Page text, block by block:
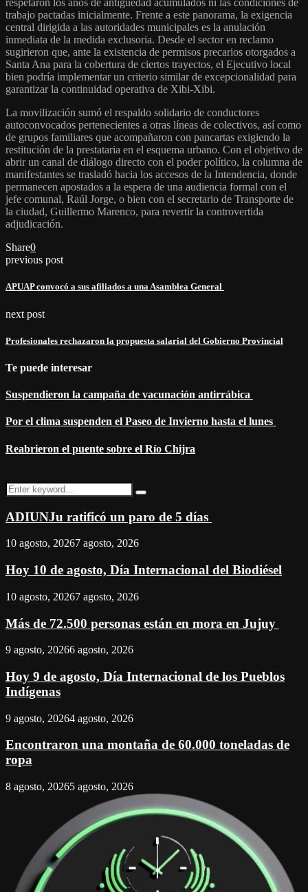
respetaron los años de antigüedad acumulados ni las condiciones de
trabajo pactadas inicialmente. Frente a este panorama, la exigencia
central dirigida a las autoridades municipales es la anulación
inmediata de la medida exclusoria. Desde el sector en reclamo
sugirieron que, ante la existencia de permisos precarios otorgados a
Santa Ana para la cobertura de ciertos trayectos, el Ejecutivo local
bien podría implementar un criterio similar de excepcionalidad para
garantizar la continuidad operativa de Xibi-Xibi.
La movilización sumó el respaldo solidario de conductores
autoconvocados pertenecientes a otras líneas de colectivos, así como
de grupos familiares que acompañaron con pancartas exigiendo la
restitución de la prestataria en el esquema urbano. Con el objetivo de
abrir un canal de diálogo directo con el poder político, la columna de
manifestantes se trasladó hacia los accesos de la Intendencia, donde
permanecen apostados a la espera de una audiencia formal con el
jefe comunal, Raúl Jorge, o bien con el secretario de Transporte de
la ciudad, Guillermo Marenco, para revertir la controvertida
adjudicación.
Share0
previous post
APUAP convocó a sus afiliados a una Asamblea General
next post
Profesionales rechazaron la propuesta salarial del Gobierno Provincial
Te puede interesar
Suspendieron la campaña de vacunación antirrábica
Por el clima suspenden el Paseo de Invierno hasta el lunes
Reabrieron el puente sobre el Río Chijra
Search
for:
Search
ADIUNJu ratificó un paro de 5 días
10 agosto, 20267 agosto, 2026
Hoy 10 de agosto, Día Internacional del Biodiésel
10 agosto, 20267 agosto, 2026
Más de 72.500 personas están en mora en Jujuy
9 agosto, 20266 agosto, 2026
Hoy 9 de agosto, Día Internacional de los Pueblos
Indígenas
9 agosto, 20264 agosto, 2026
Encontraron una montaña de 60.000 toneladas de
ropa
8 agosto, 20265 agosto, 2026